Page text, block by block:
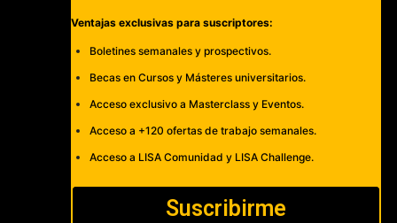
Ventajas exclusivas para suscriptores:
Boletines semanales y prospectivos.
Becas en Cursos y Másteres universitarios.
Acceso exclusivo a Masterclass y Eventos.
Acceso a +120 ofertas de trabajo semanales.
Acceso a LISA Comunidad y LISA Challenge.
Suscribirme